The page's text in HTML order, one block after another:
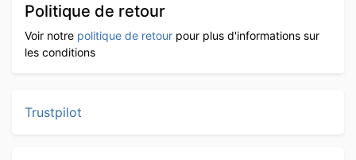
Politique de retour
Voir notre politique de retour pour plus d'informations sur
les conditions
Trustpilot